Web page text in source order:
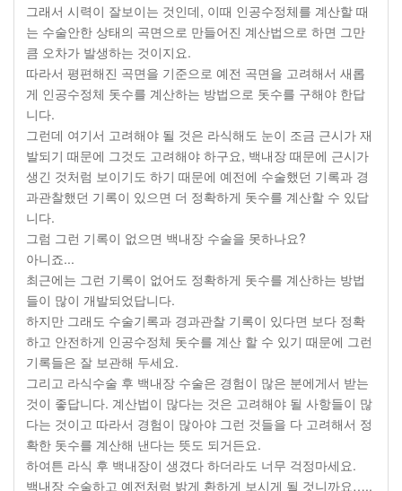
그래서 시력이 잘보이는 것인데, 이때 인공수정체를 계산할 때
는 수술안한 상태의 곡면으로 만들어진 계산법으로 하면 그만
큼 오차가 발생하는 것이지요.
따라서 평편해진 곡면을 기준으로 예전 곡면을 고려해서 새롭
게 인공수정체 돗수를 계산하는 방법으로 돗수를 구해야 한답
니다.
그런데 여기서 고려해야 될 것은 라식해도 눈이 조금 근시가 재
발되기 때문에 그것도 고려해야 하구요, 백내장 때문에 근시가
생긴 것처럼 보이기도 하기 때문에 예전에 수술했던 기록과 경
과관찰했던 기록이 있으면 더 정확하게 돗수를 계산할 수 있답
니다.
그럼 그런 기록이 없으면 백내장 수술을 못하나요?
아니죠...
최근에는 그런 기록이 없어도 정확하게 돗수를 계산하는 방법
들이 많이 개발되었답니다.
하지만 그래도 수술기록과 경과관찰 기록이 있다면 보다 정확
하고 안전하게 인공수정체 돗수를 계산 할 수 있기 때문에 그런
기록들은 잘 보관해 두세요.
그리고 라식수술 후 백내장 수술은 경험이 많은 분에게서 받는
것이 좋답니다. 계산법이 많다는 것은 고려해야 될 사항들이 많
다는 것이고 따라서 경험이 많아야 그런 것들을 다 고려해서 정
확한 돗수를 계산해 낸다는 뜻도 되거든요.
하여튼 라식 후 백내장이 생겼다 하더라도 너무 걱정마세요.
백내장 수술하고 예전처럼 밝게 환하게 보시게 될 것니까요…..